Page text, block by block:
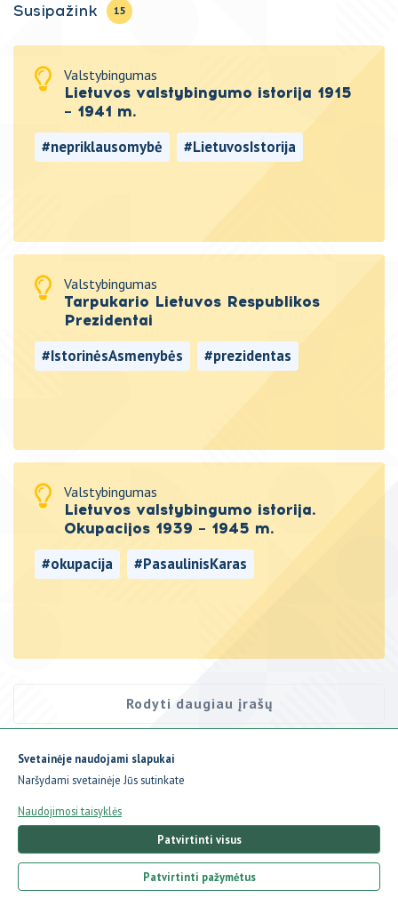
Susipažink 15
Valstybingumas
Lietuvos valstybingumo istorija 1915
– 1941 m.
#nepriklausomybė #LietuvosIstorija
Valstybingumas
Tarpukario Lietuvos Respublikos
Prezidentai
#IstorinėsAsmenybės #prezidentas
Valstybingumas
Lietuvos valstybingumo istorija.
Okupacijos 1939 – 1945 m.
#okupacija #PasaulinisKaras
Rodyti daugiau įrašų
Svetainėje naudojami slapukai
Naršydami svetainėje Jūs sutinkate
Naudojimosi taisyklės
Patvirtinti visus
Patvirtinti pažymėtus